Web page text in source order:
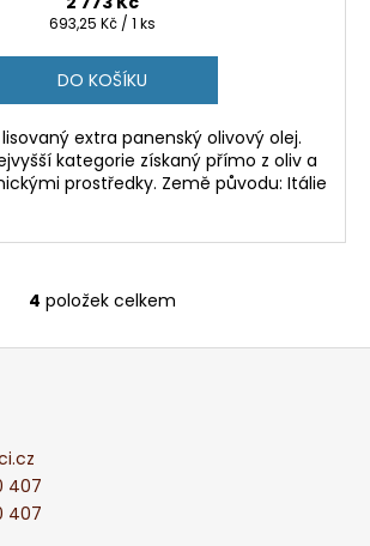
Měrná
693,25 Kč / 1 ks
DO KOŠÍKU
extra panenský olivový olej.
kategorie získaný přímo z oliv a
prostředky. Země původu: Itálie
O
v
4 položek celkem
407
407